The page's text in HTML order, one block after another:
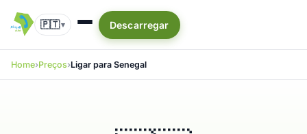
🇵🇹▾ Descarregar
Home Preços Ligar para Senegal